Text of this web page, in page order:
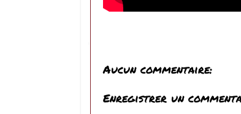
Aucun commentaire:
Enregistrer un